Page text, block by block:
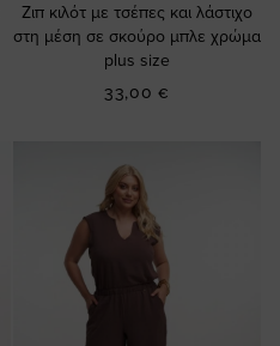
Ζιπ κιλότ με τσέπες και λάστιχο
στη μέση σε σκούρο μπλε χρώμα
plus size
33,00 €